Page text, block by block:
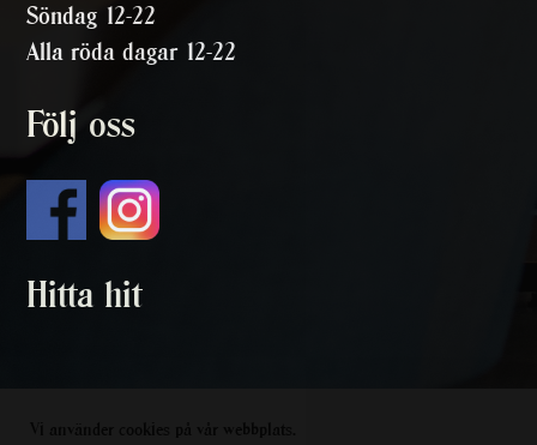
Söndag 12-22
Alla röda dagar 12-22
Följ oss
Hitta hit